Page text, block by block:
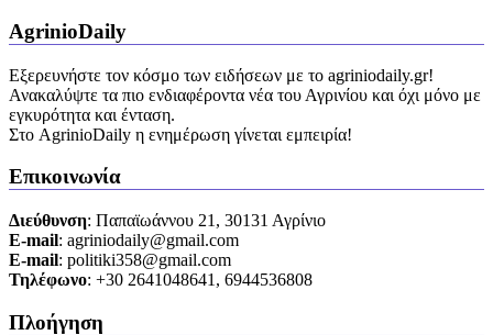
AgrinioDaily
Εξερευνήστε τον κόσμο των ειδήσεων με το agriniodaily.gr!
Ανακαλύψτε τα πιο ενδιαφέροντα νέα του Αγρινίου και όχι μόνο με
εγκυρότητα και ένταση.
Στο AgrinioDaily η ενημέρωση γίνεται εμπειρία!
Επικοινωνία
Διεύθυνση: Παπαϊωάννου 21, 30131 Αγρίνιο
Ε-mail: agriniodaily@gmail.com
Ε-mail: politiki358@gmail.com
Τηλέφωνο: +30 2641048641, 6944536808
Πλοήγηση